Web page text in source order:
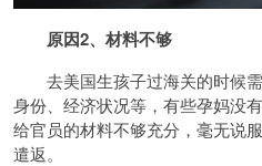
原因2、材料不够
去美国生孩子过海关的时候需
身份、经济状况等，有些孕妈没
给官员的材料不够充分，毫无说
遣返。